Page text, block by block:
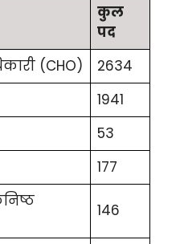
कुल
पद
(CHO)
2634
1941
53
177
146